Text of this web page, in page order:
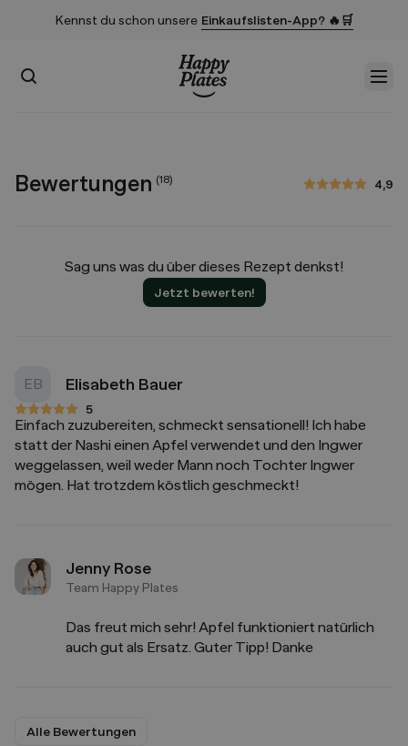
Kennst du schon unsere Einkaufslisten-App? 🔥🛒
Suchen
Bewertungen (18) 4,9
4,9 von 5 Sternen
Sag uns was du über dieses Rezept denkst!
Jetzt bewerten!
EB Elisabeth Bauer
5
5 von 5 Sternen
Einfach zuzubereiten, schmeckt sensationell! Ich habe
statt der Nashi einen Apfel verwendet und den Ingwer
weggelassen, weil weder Mann noch Tochter Ingwer
mögen. Hat trotzdem köstlich geschmeckt!
Jenny Rose
Team Happy Plates
Das freut mich sehr! Apfel funktioniert natürlich
auch gut als Ersatz. Guter Tipp! Danke
Alle Bewertungen